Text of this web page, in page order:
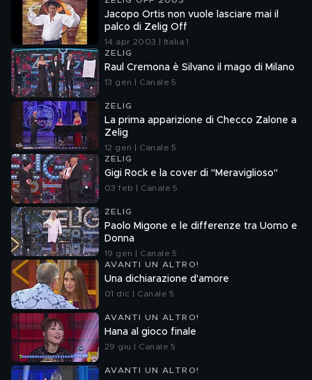
Jacopo Ortis non vuole lasciare mai il
palco di Zelig Off
14 apr 2003 | Italia 1
ZELIG
Raul Cremona è Silvano il mago di Milano
13 gen | Canale 5
ZELIG
La prima apparizione di Checco Zalone a
Zelig
12 gen | Canale 5
ZELIG
Gigi Rock e la cover di "Meraviglioso"
03 feb | Canale 5
ZELIG
Paolo Migone e le differenze tra Uomo e
Donna
19 gen | Canale 5
AVANTI UN ALTRO!
Una dichiarazione d'amore
01 dic | Canale 5
AVANTI UN ALTRO!
Hana al gioco finale
29 giu | Canale 5
AVANTI UN ALTRO!